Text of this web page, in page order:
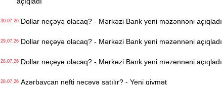
30.07.26Dollar neçəyə olacaq? - Mərkəzi Bank yeni məzənnəni açıqladı
29.07.26Dollar neçəyə olacaq? - Mərkəzi Bank yeni məzənnəni açıqladı
28.07.26Dollar neçəyə olacaq? - Mərkəzi Bank yeni məzənnəni açıqladı
28.07.26Azərbaycan nefti neçəyə satılır? - Yeni qiymət